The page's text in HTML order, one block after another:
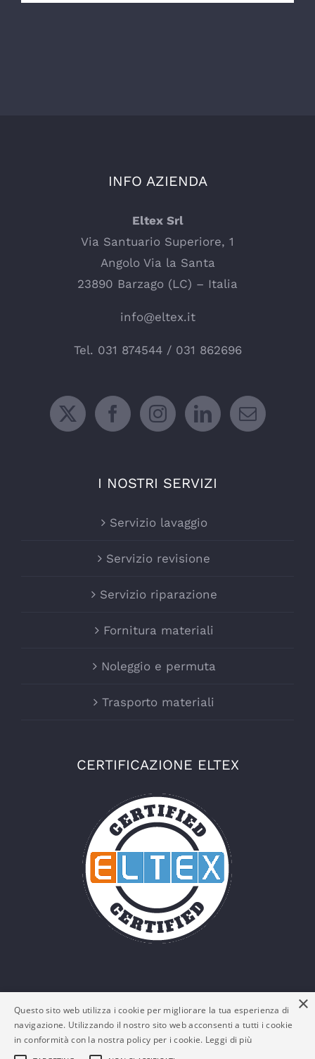
INFO AZIENDA
Eltex Srl
Via Santuario Superiore, 1
Angolo Via la Santa
23890 Barzago (LC) – Italia
info@eltex.it
Tel. 031 874544/ 031 862696
I NOSTRI SERVIZI
Servizio lavaggio
Servizio revisione
Servizio riparazione
Fornitura materiali
Noleggio e permuta
Trasporto materiali
CERTIFICAZIONE ELTEX
×
Questo sito web utilizza i cookie per migliorare la tua esperienza di
navigazione. Utilizzando il nostro sito web acconsenti a tutti i cookie
in conformità con la nostra policy per i cookie. Leggi di più